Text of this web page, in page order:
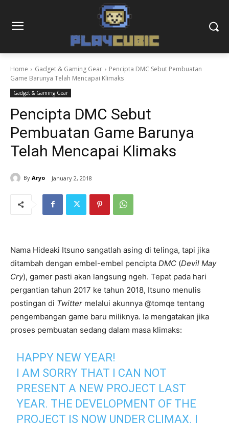
Home Gadget & Gaming Gear
Pencipta DMC Sebut Pembuatan
Game Barunya Telah Mencapai Klimaks
Gadget & Gaming Gear
Pencipta DMC Sebut
Pembuatan Game Barunya
Telah Mencapai Klimaks
By Aryo January 2, 2018
Nama Hideaki Itsuno sangatlah asing di telinga, tapi jika
ditambah dengan embel-embel pencipta DMC (Devil May
Cry), gamer pasti akan langsung ngeh. Tepat pada hari
pergantian tahun 2017 ke tahun 2018, Itsuno menulis
postingan di Twitter melalui akunnya @tomqe tentang
pengembangan game baru miliknya. Ia mengatakan jika
proses pembuatan sedang dalam masa klimaks:
HAPPY NEW YEAR!
I AM SORRY THAT I CAN NOT
PRESENT A NEW PROJECT LAST
YEAR. THE DEVELOPMENT OF THE
PROJECT IS NOW UNDER CLIMAX. I